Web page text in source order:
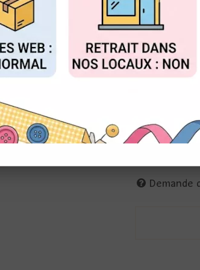
Réf. :ZB-
Zibuline
Charm métal
1,3 cm
médaillon
Demande